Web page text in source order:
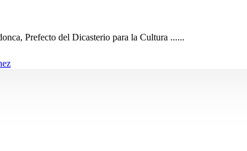
Prefecto del Dicasterio para la Cultura ......